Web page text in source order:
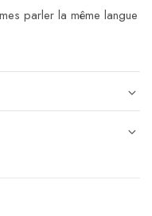
parler la même langue